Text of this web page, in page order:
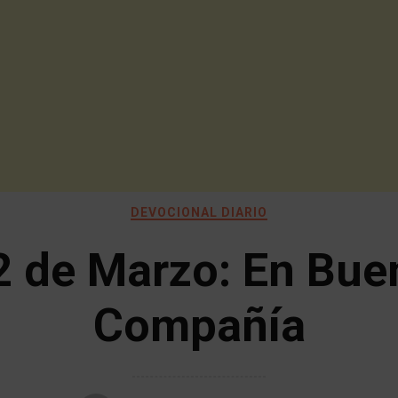
DEVOCIONAL DIARIO
de Marzo: En
Compañía